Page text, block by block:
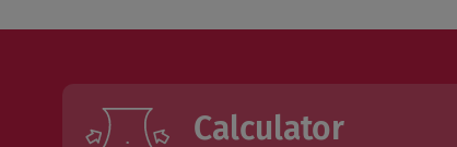
Calculator